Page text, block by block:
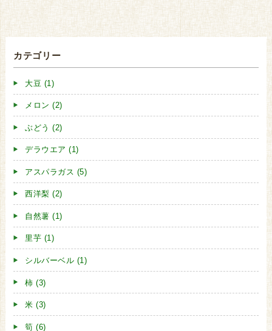
カテゴリー
大豆 (1)
メロン (2)
ぶどう (2)
デラウエア (1)
アスパラガス (5)
西洋梨 (2)
自然薯 (1)
里芋 (1)
シルバーベル (1)
柿 (3)
米 (3)
筍 (6)